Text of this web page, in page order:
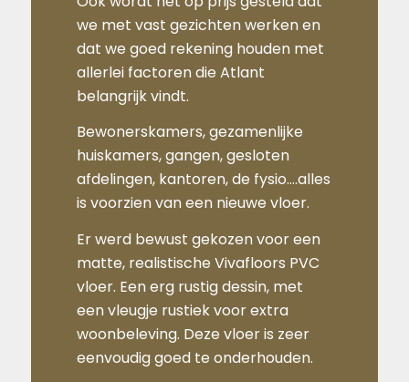
we met vast gezichten werken en
dat we goed rekening houden met
allerlei factoren die Atlant
belangrijk vindt.
Bewonerskamers, gezamenlijke
huiskamers, gangen, gesloten
afdelingen, kantoren, de fysio….alles
is voorzien van een nieuwe vloer.
Er werd bewust gekozen voor een
matte, realistische Vivafloors PVC
vloer. Een erg rustig dessin, met
een vleugje rustiek voor extra
woonbeleving. Deze vloer is zeer
eenvoudig goed te onderhouden.